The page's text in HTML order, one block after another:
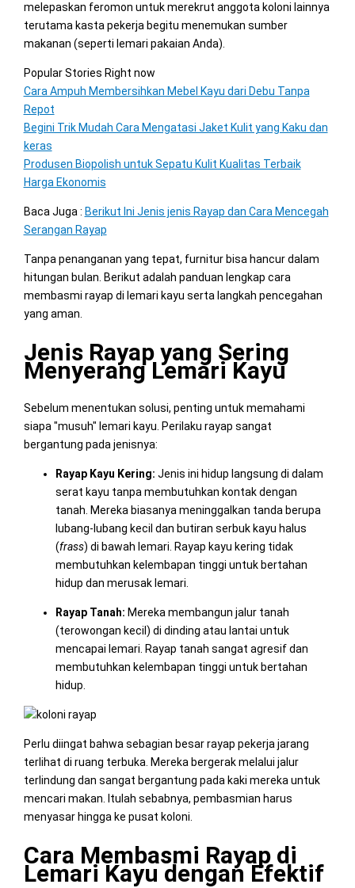
melepaskan feromon untuk merekrut anggota koloni lainnya
terutama kasta pekerja begitu menemukan sumber
makanan (seperti lemari pakaian Anda).
Popular Stories Right now
Cara Ampuh Membersihkan Mebel Kayu dari Debu Tanpa
Repot
Begini Trik Mudah Cara Mengatasi Jaket Kulit yang Kaku dan
keras
Produsen Biopolish untuk Sepatu Kulit Kualitas Terbaik
Harga Ekonomis
Baca Juga : Berikut Ini Jenis jenis Rayap dan Cara Mencegah
Serangan Rayap
Tanpa penanganan yang tepat, furnitur bisa hancur dalam
hitungan bulan. Berikut adalah panduan lengkap cara
membasmi rayap di lemari kayu serta langkah pencegahan
yang aman.
Jenis Rayap yang Sering
Menyerang Lemari Kayu
Sebelum menentukan solusi, penting untuk memahami
siapa "musuh" lemari kayu. Perilaku rayap sangat
bergantung pada jenisnya:
Rayap Kayu Kering: Jenis ini hidup langsung di dalam
serat kayu tanpa membutuhkan kontak dengan
tanah. Mereka biasanya meninggalkan tanda berupa
lubang-lubang kecil dan butiran serbuk kayu halus
(frass) di bawah lemari. Rayap kayu kering tidak
membutuhkan kelembapan tinggi untuk bertahan
hidup dan merusak lemari.
Rayap Tanah: Mereka membangun jalur tanah
(terowongan kecil) di dinding atau lantai untuk
mencapai lemari. Rayap tanah sangat agresif dan
membutuhkan kelembapan tinggi untuk bertahan
hidup.
Perlu diingat bahwa sebagian besar rayap pekerja jarang
terlihat di ruang terbuka. Mereka bergerak melalui jalur
terlindung dan sangat bergantung pada kaki mereka untuk
mencari makan. Itulah sebabnya, pembasmian harus
menyasar hingga ke pusat koloni.
Cara Membasmi Rayap di
Lemari Kayu dengan Efektif